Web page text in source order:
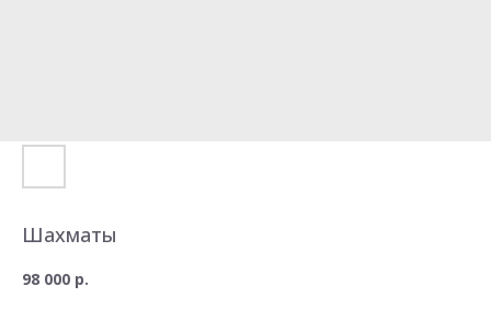
Шахматы
98 000 р.